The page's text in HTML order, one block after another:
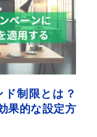
制限とは？
果的な設定方